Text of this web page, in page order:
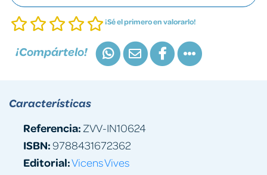
¡Sé el primero en valorarlo!
¡Compártelo!
Características
Referencia: ZVV-IN10624
ISBN:9788431672362
Editorial:Vicens Vives